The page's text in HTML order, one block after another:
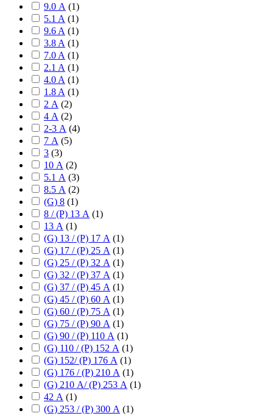
9.0 А (1)
5.1 A (1)
9.6 A (1)
3.8 A (1)
7.0 A (1)
2.1 A (1)
4.0 A (1)
1.8 A (1)
2 А (2)
4 А (2)
2-3 А (4)
7 А (5)
3 (3)
10 А (2)
5.1 А (3)
8.5 А (2)
(G) 8 (1)
8 / (P) 13 А (1)
13 А (1)
(G) 13 / (P) 17 А (1)
(G) 17 / (P) 25 А (1)
(G) 25 / (P) 32 А (1)
(G) 32 / (P) 37 А (1)
(G) 37 / (P) 45 А (1)
(G) 45 / (P) 60 А (1)
(G) 60 / (P) 75 А (1)
(G) 75 / (P) 90 А (1)
(G) 90 / (P) 110 А (1)
(G) 110 / (P) 152 А (1)
(G) 152/ (P) 176 А (1)
(G) 176 / (P) 210 А (1)
(G) 210 А/ (P) 253 А (1)
42 А (1)
(G) 253 / (P) 300 А (1)